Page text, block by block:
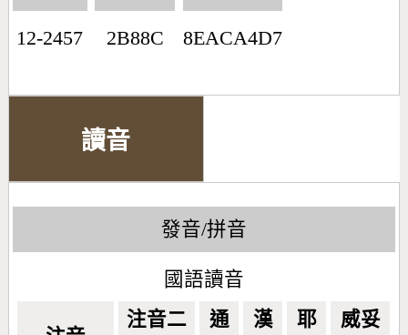
12-2457 2B88C 8EACA4D7
讀音
發音/拼音
國語讀音
注音二 通 漢 耶 威妥